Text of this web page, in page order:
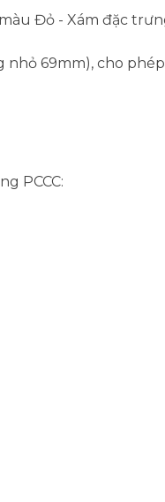
Đỏ - Xám đặc
nhỏ 69mm), cho
PCCC: